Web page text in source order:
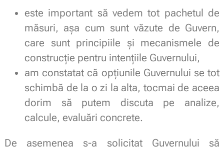
este important să vedem tot pachetul de
măsuri, așa cum sunt văzute de Guvern,
care sunt principiile și mecanismele de
construcție pentru intențiile Guvernului,
am constatat că opțiunile Guvernului se tot
schimbă de la o zi la alta, tocmai de aceea
dorim să putem discuta pe analize,
calcule, evaluări concrete.
De asemenea s-a solicitat Guvernului să